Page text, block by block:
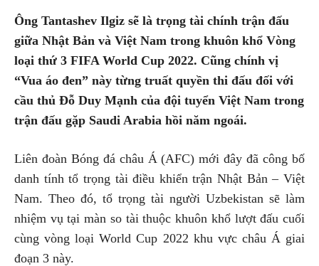
Ông Tantashev Ilgiz sẽ là trọng tài chính trận đấu
giữa Nhật Bản và Việt Nam trong khuôn khổ Vòng
loại thứ 3 FIFA World Cup 2022. Cũng chính vị
“Vua áo đen” này từng truất quyền thi đấu đối với
cầu thủ Đỗ Duy Mạnh của đội tuyển Việt Nam trong
trận đấu gặp Saudi Arabia hồi năm ngoái.
Liên đoàn Bóng đá châu Á (AFC) mới đây đã công bố
danh tính tổ trọng tài điều khiển trận Nhật Bản – Việt
Nam. Theo đó, tổ trọng tài người Uzbekistan sẽ làm
nhiệm vụ tại màn so tài thuộc khuôn khổ lượt đấu cuối
cùng vòng loại World Cup 2022 khu vực châu Á giai
đoạn 3 này.